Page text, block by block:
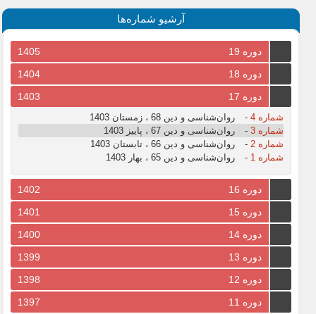
آرشیو شماره‌ها
دوره 19
1405
دوره 18
1404
دوره 17
1403
شماره 4 -
روان‌شناسی و دین 68 ، زمستان 1403
شماره 3
-
روان‌شناسی و دین 67 ، پاییز 1403
شماره 2
-
روان‌شناسی و دین 66 ، تابستان 1403
شماره 1
- روان‌شناسی و دین 65 ، بهار 1403
دوره 16
1402
دوره 15
1401
دوره 14
1400
دوره 13
1399
دوره 12
1398
دوره 11
1397